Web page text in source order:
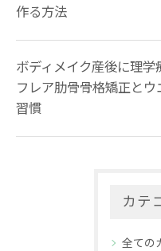
作る方法
ボディメイク産後に理学
フレア肋骨骨格矯正と
習慣
カテ
全ての